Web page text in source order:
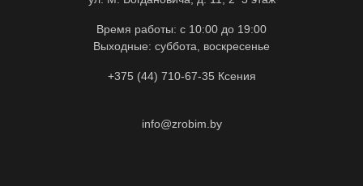
Время работы: с 10:00 до 19:00
Выходные: суббота, воскресенье
+375 (44) 710-67-35 Ксения
info@zrobim.by